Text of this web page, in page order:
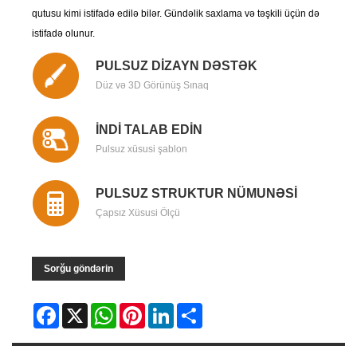
qutusu kimi istifadə edilə bilər. Gündəlik saxlama və təşkili üçün də
istifadə olunur.
PULSUZ DİZAYN DƏSTƏK
Düz və 3D Görünüş Sınaq
İNDİ TALAB EDİN
Pulsuz xüsusi şablon
PULSUZ STRUKTUR NÜMUNƏSİ
Çapsız Xüsusi Ölçü
Sorğu göndərin
Facebook
X WhatsAppPinterestLinkedIn